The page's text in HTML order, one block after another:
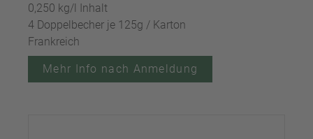
0,250 kg/l Inhalt
4 Doppelbecher je 125g / Karton
Frankreich
Mehr Info nach Anmeldung